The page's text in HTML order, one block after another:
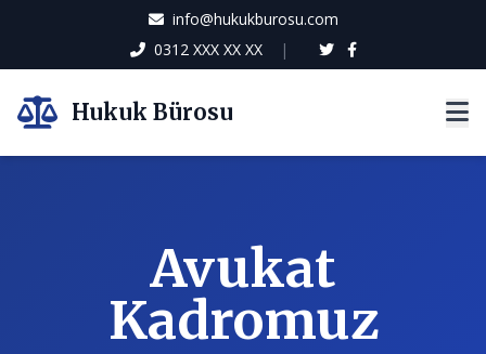
info@hukukburosu.com
0312 XXX XX XX
|
Hukuk Bürosu
Avukat
Kadromuz